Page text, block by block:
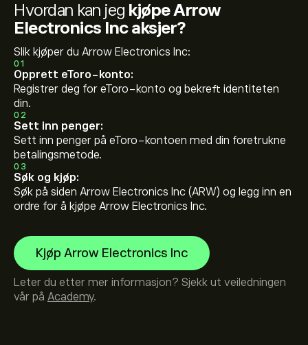
Hvordan kan jeg kjøpe Arrow
Electronics Inc aksjer?
Slik kjøper du Arrow Electronics Inc:
01
Opprett eToro-konto:
Registrer deg for eToro-konto og bekreft identiteten
din.
02
Sett inn penger:
Sett inn penger på eToro-kontoen med din foretrukne
betalingsmetode.
03
Søk og kjøp:
Søk på siden Arrow Electronics Inc (ARW) og legg inn en
ordre for å kjøpe Arrow Electronics Inc.
Kjøp Arrow Electronics Inc
Leter du etter mer informasjon? Sjekk ut veiledningen
vår på Academy.